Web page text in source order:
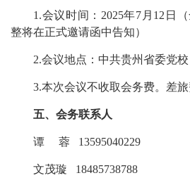
1.会议时间：2025年7月12日
整将在正式邀请函中告知）
2.会议地点：中共贵州省委党校
3.本次会议不收取会务费。差旅
五、会务
谭 蓉 13595040229
文茂璇 18485738788